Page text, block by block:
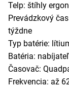
Telp: štíhly
Prevádzkový
týždne
Typ batérie:
Batéria:
Časovač:
Frekvencia: až